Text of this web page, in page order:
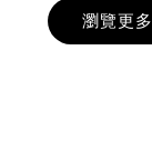
瀏覽更多